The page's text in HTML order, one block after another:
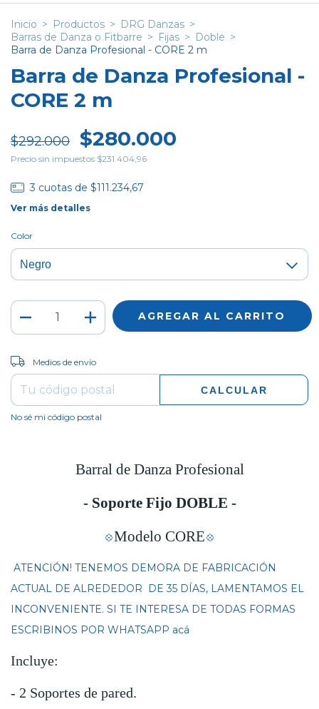
Inicio > Productos > DRG Danzas >
Barras de Danza o Fitbarre > Fijas > Doble >
Barra de Danza Profesional - CORE 2 m
Barra de Danza Profesional -
CORE 2 m
$292.000 $280.000
Precio sin impuestos $231.404,96
3 cuotas de $111.234,67
Ver más detalles
Color
Entregas para el CP:
Medios de envío
CALCULAR
No sé mi código postal
Barral de Danza Profesional
- Soporte Fijo DOBLE -
💠Modelo CORE💠
ATENCIÓN! TENEMOS DEMORA DE FABRICACIÓN
ACTUAL DE ALREDEDOR DE 35 DÍAS, LAMENTAMOS EL
INCONVENIENTE. SI TE INTERESA DE TODAS FORMAS
ESCRIBINOS POR WHATSAPP acá
Incluye:
- 2 Soportes de pared.